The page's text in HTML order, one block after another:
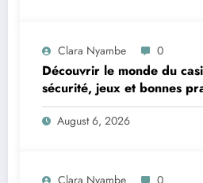
Clara Nyambe 0
Découvrir le monde du
sécurité, jeux et bonnes
August 6, 2026
Clara Nyambe 0